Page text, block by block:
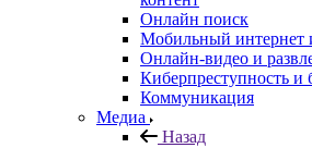
Онлайн поиск
Мобильный интернет
Онлайн-видео и
Киберпреступность и
Коммуникация
Медиа
Назад